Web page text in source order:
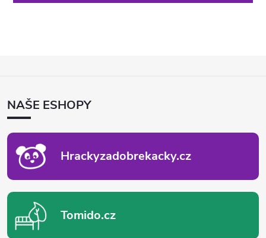
ANAŠE ESHOPY
Hrackyzadobrekacky.cz
Tomido.cz